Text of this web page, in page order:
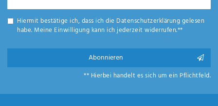
Hiermit bestätige ich, dass ich die Daten­schutz­erklärunggelesen
habe. Meine Einwilligung kann ich jederzeit widerrufen.**
Abonnieren
** Hierbei handelt es sich um ein Pflichtfeld.